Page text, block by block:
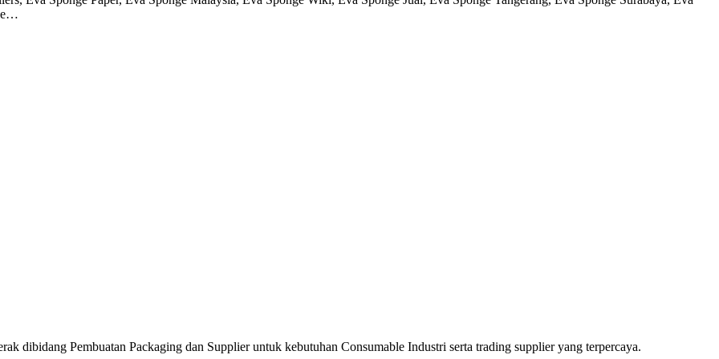
dibidang Pembuatan Packaging dan Supplier untuk kebutuhan Consumable Industri serta trading supplier yang terpercaya.